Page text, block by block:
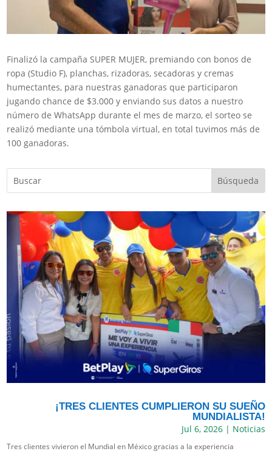
Finalizó la campaña SUPER MUJER, premiando con bonos de
ropa (Studio F), planchas, rizadoras, secadoras y cremas
humectantes, para nuestras ganadoras que participaron
jugando chance de $3.000 y enviando sus datos a nuestro
número de WhatsApp durante el mes de marzo, el sorteo se
realizó mediante una tómbola virtual, en total tuvimos más de
100 ganadoras.
¡TRES CLIENTES CUMPLIERON SU SUEÑO
MUNDIALISTA!
Jul 6, 2026| Noticias
Tres clientes vivieron el Mundial en México gracias a la experiencia